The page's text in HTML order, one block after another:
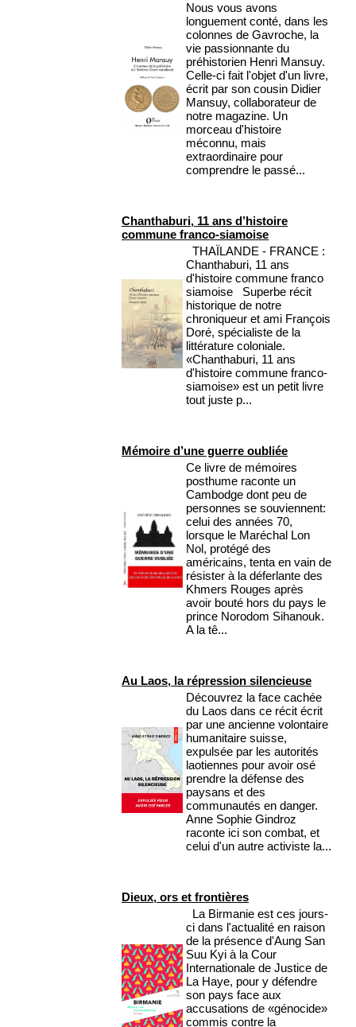
Nous vous avons
longuement conté, dans les
colonnes de Gavroche, la
vie passionnante du
préhistorien Henri Mansuy.
Celle-ci fait l'objet d'un livre,
écrit par son cousin Didier
Mansuy, collaborateur de
notre magazine. Un
morceau d'histoire
méconnu, mais
extraordinaire pour
comprendre le passé...
Chanthaburi, 11 ans d’histoire
commune franco-siamoise
THAÏLANDE - FRANCE :
Chanthaburi, 11 ans
d'histoire commune franco
siamoise Superbe récit
historique de notre
chroniqueur et ami François
Doré, spécialiste de la
littérature coloniale.
«Chanthaburi, 11 ans
d'histoire commune franco-
siamoise» est un petit livre
tout juste p...
Mémoire d’une guerre oubliée
Ce livre de mémoires
posthume raconte un
Cambodge dont peu de
personnes se souviennent:
celui des années 70,
lorsque le Maréchal Lon
Nol, protégé des
américains, tenta en vain de
résister à la déferlante des
Khmers Rouges après
avoir bouté hors du pays le
prince Norodom Sihanouk.
A la tê...
Au Laos, la répression silencieuse
Découvrez la face cachée
du Laos dans ce récit écrit
par une ancienne volontaire
humanitaire suisse,
expulsée par les autorités
laotiennes pour avoir osé
prendre la défense des
paysans et des
communautés en danger.
Anne Sophie Gindroz
raconte ici son combat, et
celui d'un autre activiste la...
Dieux, ors et frontières
La Birmanie est ces jours-
ci dans l'actualité en raison
de la présence d'Aung San
Suu Kyi à la Cour
Internationale de Justice de
La Haye, pour y défendre
son pays face aux
accusations de «génocide»
commis contre la